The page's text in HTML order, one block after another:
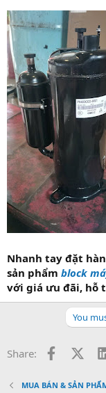
Nhanh tay đặt
sản phẩm block
với giá ưu đãi, hỗ
You
Share: Facebook
X
MUA BÁN & SẢN